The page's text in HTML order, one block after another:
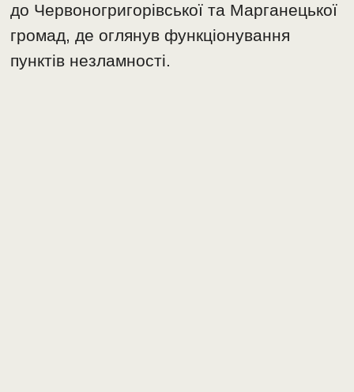
до Червоногригорівської та Марганецької
громад, де оглянув функціонування
пунктів незламності.